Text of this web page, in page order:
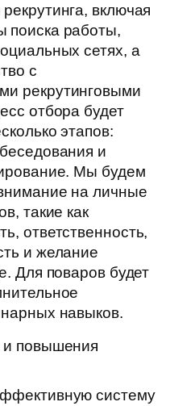
включая
поиска работы,
сетях, а
с
рекрутинговыми
отбора будет
этапов:
и
Мы будем
на личные
такие как
ответственность,
и желание
Для поваров будет
навыков.
и повышения
систему